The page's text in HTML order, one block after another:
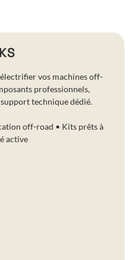
vos machines off-
professionnels,
technique dédié.
off-road • Kits prêts à
active